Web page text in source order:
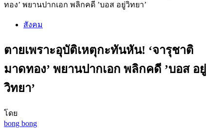
ทอง’ พยานปากเอก พลิกคดี ’บอส อยู่วิทยา’
สังคม
ตายเพราะอุบัติเหตุกะทันหัน! ‘จารุชาติ
มาดทอง’ พยานปากเอก พลิกคดี ’บอส อยู่
วิทยา’
โดย
bong bong